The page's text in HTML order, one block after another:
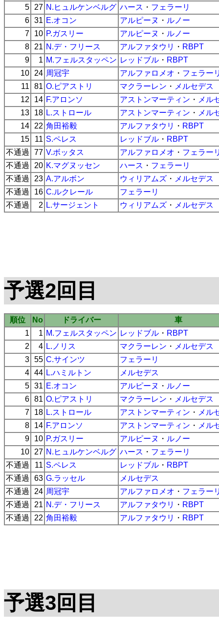
5
27 N.ヒュルケンベルグ ハース ・ フェラーリ
6 31 E.オコン アルピーヌ ・ ルノー
7
10 P.ガスリー アルピーヌ ・ ルノー
8
21 N.デ・フリース アルファタウリ ・ RBPT
9
1 M.フェルスタッペン レッドブル ・ RBPT
10
24 周冠宇 アルファロメオ ・ フェラー
11
81 O.ピアストリ マクラーレン ・ メルセデス
12
14 F.アロンソ アストンマーティン ・ メル
13
18 L.ストロール アストンマーティン ・ メル
14
22 角田裕毅 アルファタウリ ・ RBPT
15
11 S.ペレス レッドブル ・ RBPT
不通過
77 V.ボッタス アルファロメオ ・ フェラー
不通過
20 K.マグヌッセン ハース ・ フェラーリ
不通過
23 A.アルボン ウィリアムズ ・ メルセデス
不通過
16 C.ルクレール
フェラーリ
不通過
2 L.サージェント ウィリアムズ ・ メルセデス
予選2回目
順位 No ドライバー
車
1
1 M.フェルスタッペン レッドブル ・ RBPT
2
4 L.ノリス マクラーレン ・ メルセデス
3 55 C.サインツ
フェラーリ
4 44 L.ハミルトン
メルセデス
5 31 E.オコン アルピーヌ ・ ルノー
6 81 O.ピアストリ マクラーレン ・ メルセデス
7
18 L.ストロール アストンマーティン ・ メル
8
14 F.アロンソ アストンマーティン ・ メル
9
10 P.ガスリー アルピーヌ ・ ルノー
10
27 N.ヒュルケンベルグ ハース ・ フェラーリ
不通過
11 S.ペレス レッドブル ・ RBPT
不通過
63 G.ラッセル
メルセデス
不通過
24 周冠宇 アルファロメオ ・ フェラー
不通過
21 N.デ・フリース アルファタウリ ・ RBPT
不通過
22 角田裕毅 アルファタウリ ・ RBPT
予選3回目